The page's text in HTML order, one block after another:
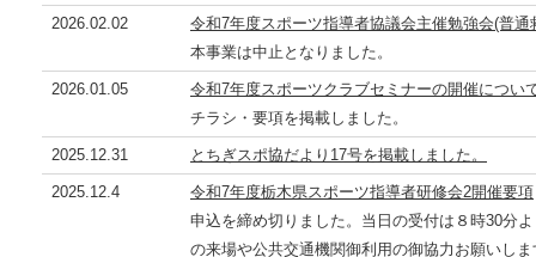
2026.02.02
令和7年度スポーツ指導者協議会主催勉強会(普
本事業は中止となりました。
2026.01.05
令和7年度スポーツクラブセミナーの開催につい
チラシ・要項を掲載しました。
2025.12.31 とちぎスポ協だより17号を掲載しました。
2025.12.4
令和7年度栃木県スポーツ指導者研修会2開催要項
申込を締め切りました。当日の受付は８時30分
の来場や公共交通機関御利用の御協力お願いしま